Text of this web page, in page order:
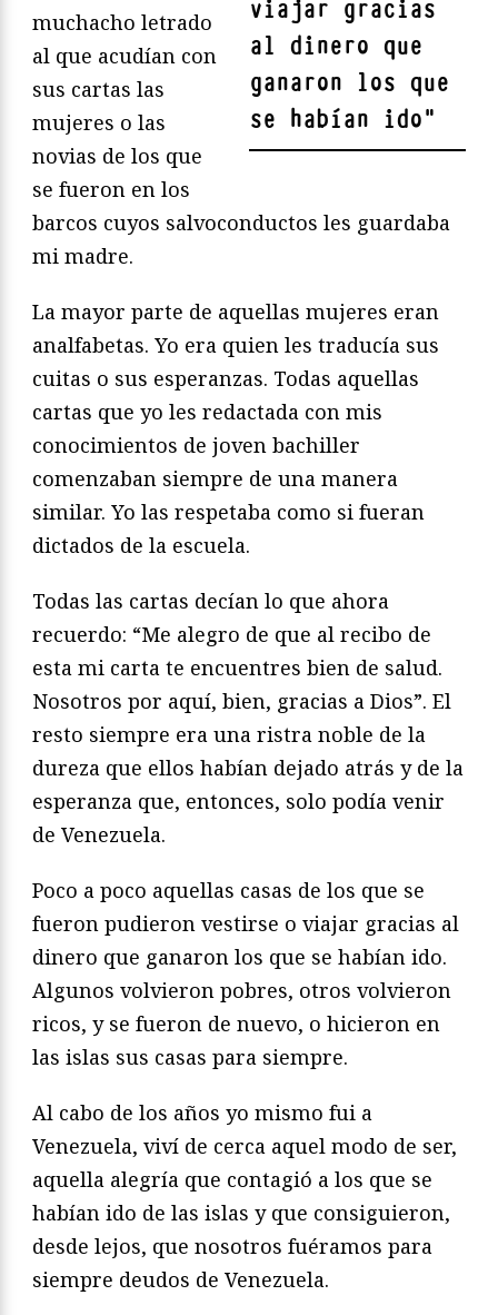
viajar gracias
al dinero que
ganaron los que
se habían ido"
muchacho letrado
al que acudían con
sus cartas las
mujeres o las
novias de los que
se fueron en los
barcos cuyos salvoconductos les guardaba
mi madre.
La mayor parte de aquellas mujeres eran
analfabetas. Yo era quien les traducía sus
cuitas o sus esperanzas. Todas aquellas
cartas que yo les redactada con mis
conocimientos de joven bachiller
comenzaban siempre de una manera
similar. Yo las respetaba como si fueran
dictados de la escuela.
Todas las cartas decían lo que ahora
recuerdo: “Me alegro de que al recibo de
esta mi carta te encuentres bien de salud.
Nosotros por aquí, bien, gracias a Dios”. El
resto siempre era una ristra noble de la
dureza que ellos habían dejado atrás y de la
esperanza que, entonces, solo podía venir
de Venezuela.
Poco a poco aquellas casas de los que se
fueron pudieron vestirse o viajar gracias al
dinero que ganaron los que se habían ido.
Algunos volvieron pobres, otros volvieron
ricos, y se fueron de nuevo, o hicieron en
las islas sus casas para siempre.
Al cabo de los años yo mismo fui a
Venezuela, viví de cerca aquel modo de ser,
aquella alegría que contagió a los que se
habían ido de las islas y que consiguieron,
desde lejos, que nosotros fuéramos para
siempre deudos de Venezuela.